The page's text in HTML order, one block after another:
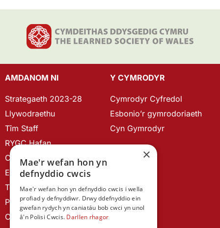
AMDANOM NI
Strategaeth 2023-28
Llywodraethu
Tîm Staff
RYGC Hafan
Canllawiau brandio
Ein Hanes
Telerau ac Amodau
Polisi Preifatrwydd
Cysylltu â ni
Y CYMRODYR
Cymrodyr Cyfredol
Esbonio’r gymrodoriaeth
Cyn Gymrodyr
×
Mae'r wefan hon yn
defnyddio cwcis
Mae'r wefan hon yn defnyddio cwcis i wella
profiad y defnyddiwr. Drwy ddefnyddio ein
gwefan rydych yn caniatáu bob cwci yn unol
â'n Polisi Cwcis. Darllen rhagor